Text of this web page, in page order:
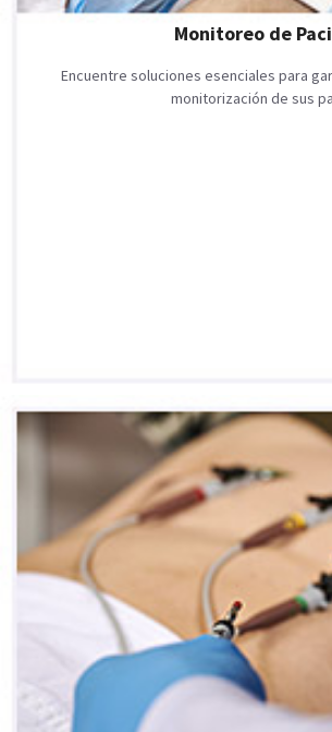
Monitoreo de
Encuentre soluciones esenciales para
monitorización de sus